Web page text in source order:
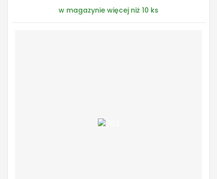
w magazynie więcej niż 10 ks